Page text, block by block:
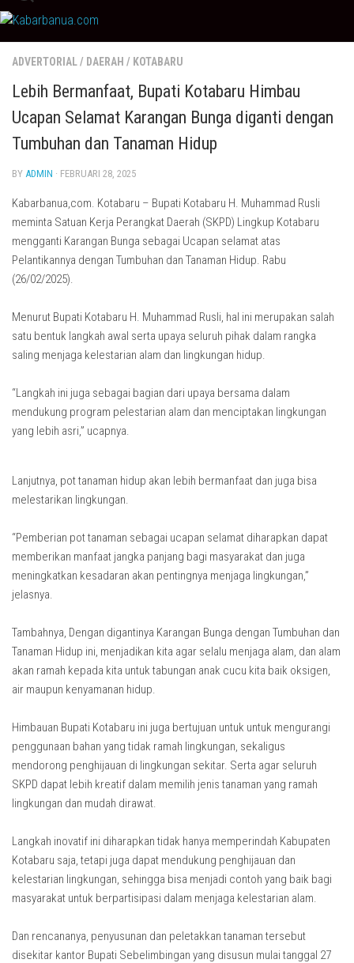
Skip
to
content
ADVERTORIAL/ DAERAH / KOTABARU
Lebih Bermanfaat, Bupati Kotabaru Himbau
Ucapan Selamat Karangan Bunga diganti dengan
Tumbuhan dan Tanaman Hidup
BY ADMIN · FEBRUARI 28, 2025
Kabarbanua,com. Kotabaru – Bupati Kotabaru H. Muhammad Rusli
meminta Satuan Kerja Perangkat Daerah (SKPD) Lingkup Kotabaru
mengganti Karangan Bunga sebagai Ucapan selamat atas
Pelantikannya dengan Tumbuhan dan Tanaman Hidup. Rabu
(26/02/2025).
Menurut Bupati Kotabaru H. Muhammad Rusli, hal ini merupakan salah
satu bentuk langkah awal serta upaya seluruh pihak dalam rangka
saling menjaga kelestarian alam dan lingkungan hidup.
“Langkah ini juga sebagai bagian dari upaya bersama dalam
mendukung program pelestarian alam dan menciptakan lingkungan
yang lebih asri,” ucapnya.
Lanjutnya, pot tanaman hidup akan lebih bermanfaat dan juga bisa
melestarikan lingkungan.
“Pemberian pot tanaman sebagai ucapan selamat diharapkan dapat
memberikan manfaat jangka panjang bagi masyarakat dan juga
meningkatkan kesadaran akan pentingnya menjaga lingkungan,”
jelasnya.
Tambahnya, Dengan digantinya Karangan Bunga dengan Tumbuhan dan
Tanaman Hidup ini, menjadikan kita agar selalu menjaga alam, dan alam
akan ramah kepada kita untuk tabungan anak cucu kita baik oksigen,
air maupun kenyamanan hidup.
Himbauan Bupati Kotabaru ini juga bertujuan untuk untuk mengurangi
penggunaan bahan yang tidak ramah lingkungan, sekaligus
mendorong penghijauan di lingkungan sekitar. Serta agar seluruh
SKPD dapat lebih kreatif dalam memilih jenis tanaman yang ramah
lingkungan dan mudah dirawat.
Langkah inovatif ini diharapkan tidak hanya memperindah Kabupaten
Kotabaru saja, tetapi juga dapat mendukung penghijauan dan
kelestarian lingkungan, sehingga bisa menjadi contoh yang baik bagi
masyarakat untuk berpartisipasi dalam menjaga kelestarian alam.
Dan rencananya, penyusunan dan peletakkan tanaman tersebut
disekitar kantor Bupati Sebelimbingan yang disusun mulai tanggal 27